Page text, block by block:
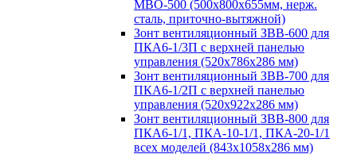
МВО-500 (500х800х655мм, нерж.
сталь, приточно-вытяжной)
Зонт вентиляционный ЗВВ-600 для
ПКА6-1/3П с верхней панелью
управления (520х786х286 мм)
Зонт вентиляционный ЗВВ-700 для
ПКА6-1/2П с верхней панелью
управления (520х922х286 мм)
Зонт вентиляционный ЗВВ-800 для
ПКА6-1/1, ПКА-10-1/1, ПКА-20-1/1
всех моделей (843х1058х286 мм)